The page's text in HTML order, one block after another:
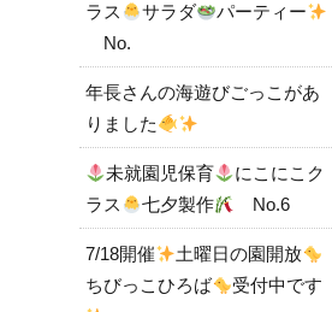
ラス
サラダ
パーティー
No.
年長さんの海遊びごっこがあ
りました
未就園児保育
にこにこク
ラス
七夕製作 No.6
7/18開催
土曜日の園開放
ちびっこひろば
受付中です